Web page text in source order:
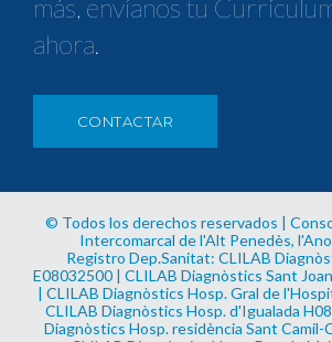
más, envíanos tu
ahora.
CONTACTAR
© Todos los derechos reservados |
Intercomarcal de l'Alt Penedès,
Registro Dep.Sanitat: CLILAB
E08032500 | CLILAB Diagnòstics Sant
| CLILAB Diagnòstics Hosp. Gral de
CLILAB Diagnòstics Hosp. d'Igualada
Diagnòstics Hosp. residència Sant Camil-